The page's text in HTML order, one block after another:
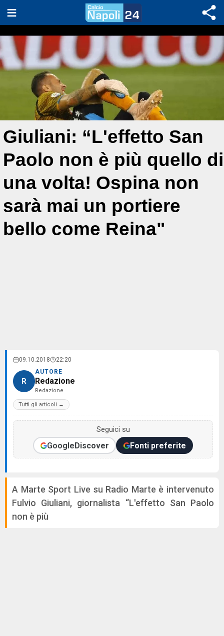
Giuliani: “L'effetto San
Paolo non è più quello di
una volta! Ospina non
sarà mai un portiere
bello come Reina"
09.10.2018 22:20
R
AUTORE
Redazione
Redazione
Tutti gli articoli →
Seguici su
GoogleDiscover Fonti preferite
A Marte Sport Live su Radio Marte è intervenuto
Fulvio Giuliani, giornalista “L'effetto San Paolo
non è più